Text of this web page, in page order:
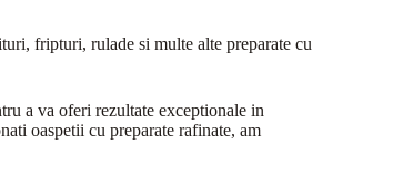
fripturi, rulade si multe alte preparate cu
a va oferi rezultate exceptionale in
oaspetii cu preparate rafinate, am